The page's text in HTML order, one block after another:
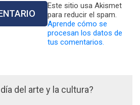
Este sitio usa Akismet
para reducir el spam.
Aprende cómo se
procesan los datos de
tus comentarios.
del arte y la cultura?